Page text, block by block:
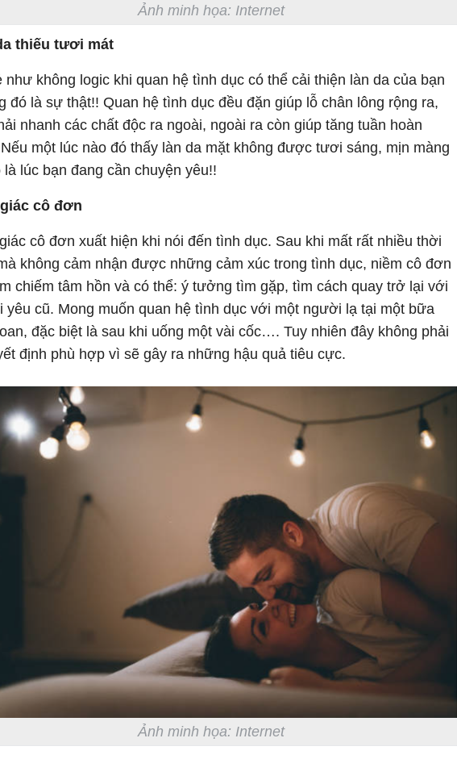
Ảnh minh họa: Internet
thiếu tươi mát
như không logic khi quan hệ tình dục có thể cải thiện làn da của bạn
đó là sự thật!! Quan hệ tình dục đều đặn giúp lỗ chân lông rộng ra,
nhanh các chất độc ra ngoài, ngoài ra còn giúp tăng tuần hoàn
một lúc nào đó thấy làn da mặt không được tươi sáng, mịn màng
là lúc bạn đang cần chuyện yêu!!
cô đơn
cô đơn xuất hiện khi nói đến tình dục. Sau khi mất rất nhiều thời
không cảm nhận được những cảm xúc trong tình dục, niềm cô đơn
chiếm tâm hồn và có thể: ý tưởng tìm gặp, tìm cách quay trở lại với
yêu cũ. Mong muốn quan hệ tình dục với một người lạ tại một bữa
đặc biệt là sau khi uống một vài cốc…. Tuy nhiên đây không phải
định phù hợp vì sẽ gây ra những hậu quả tiêu cực.
Ảnh minh họa: Internet